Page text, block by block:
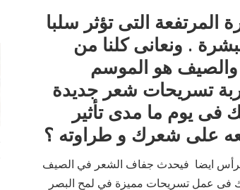
التى تؤثر سلبا
. ونعانى كلنا من
هو الموسم
تسريحات شعر جديدة
يوم ما مدى تأثير
على شعرك و طراوته ؟
الرأس ايضا فيحدث جفاف الشعر في الصيف
فى عمل تسريحات مميزة في لمح البصر